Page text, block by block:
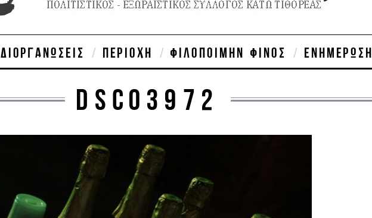
ΔΙΟΡΓΑΝΏΣΕΙΣ ΠΕΡΙΟΧΉ ΦΙΛΟΠΟΊΜΗΝ ΦΊΝΟΣ ΕΝΗΜΈΡΩΣΗ
DSC03972